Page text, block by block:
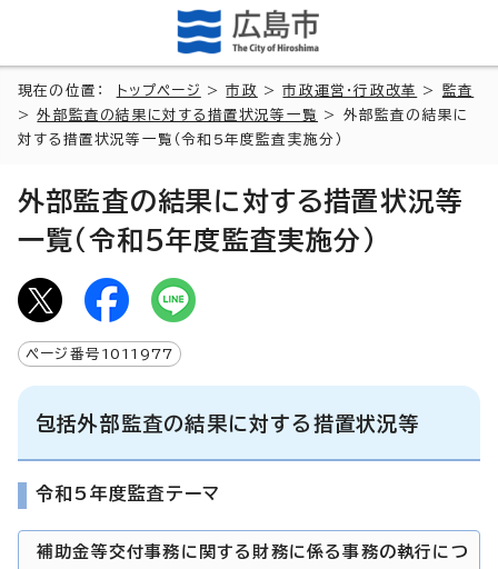
現在の位置： トップページ >市政 >市政運営・行政改革 > 監査
>外部監査の結果に対する措置状況等一覧
> 外部監査の結果に
対する措置状況等一覧（令和5年度監査実施分）
外部監査の結果に対する措置状況等
一覧（令和5年度監査実施分）
ページ番号 1011977
包括外部監査の結果に対する措置状況等
令和5年度監査テーマ
補助金等交付事務に関する財務に係る事務の執行につ